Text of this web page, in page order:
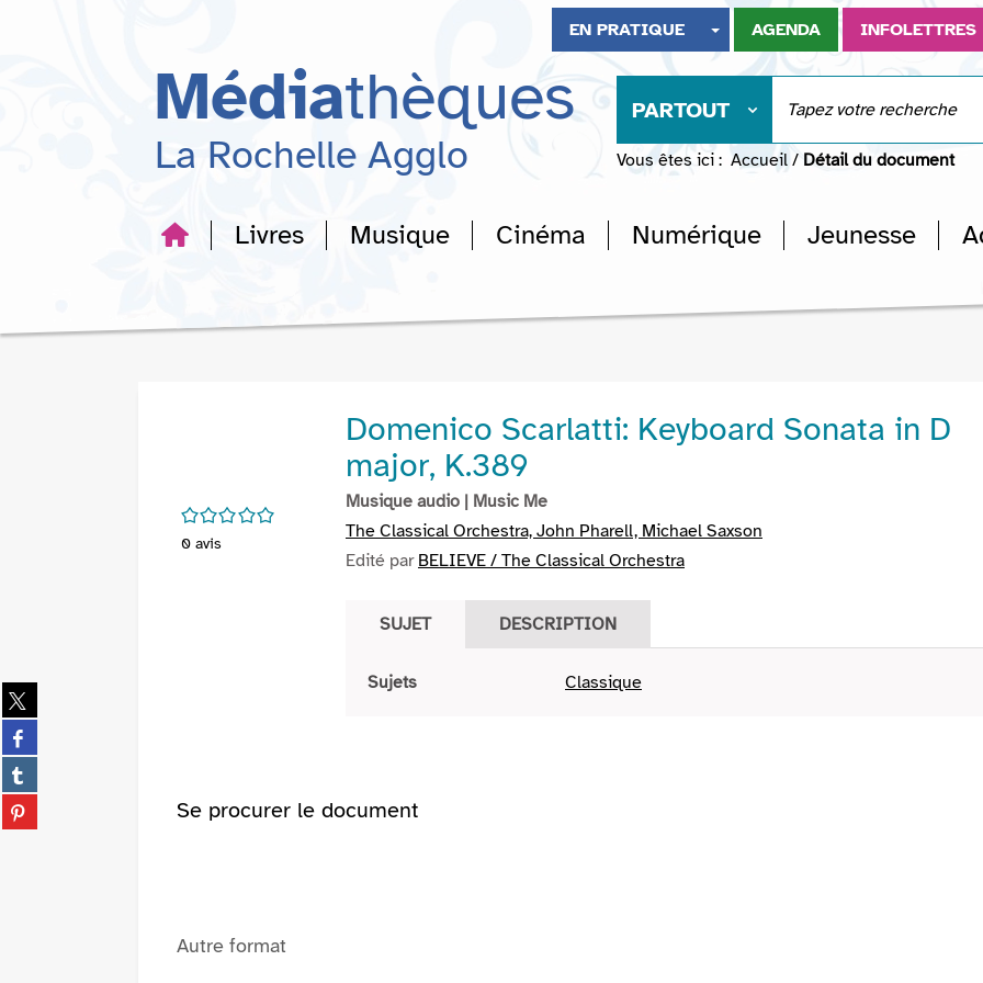
recherche
EN PRATIQUE AGENDA INFOLETTRES
Médiathèques
La Rochelle Agglo
PARTOUT
Vous êtes ici : Accueil / Détail du document
Livres Musique Cinéma Numérique Jeunesse
Partager
sur
twitter
(Nouvelle
fenêtre)
Partager
sur
facebook
(Nouvelle
fenêtre)
Partager
sur
tumblr
Partager
sur
/5
0 avis
Domenico Scarlatti: Keyboard Sonata in D
major, K.389
Musique audio | Music Me
The Classical Orchestra, John Pharell, Michael Saxson
Edité par BELIEVE / The Classical Orchestra
SUJET DESCRIPTION
Sujets Classique
Se procurer le document
Autre format